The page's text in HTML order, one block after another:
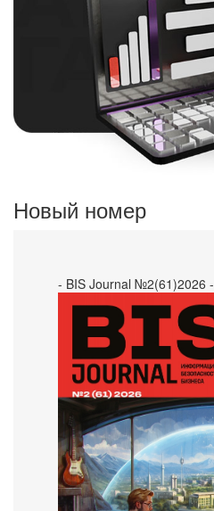
Новый номер
- BIS Journal №2(61)2026 -